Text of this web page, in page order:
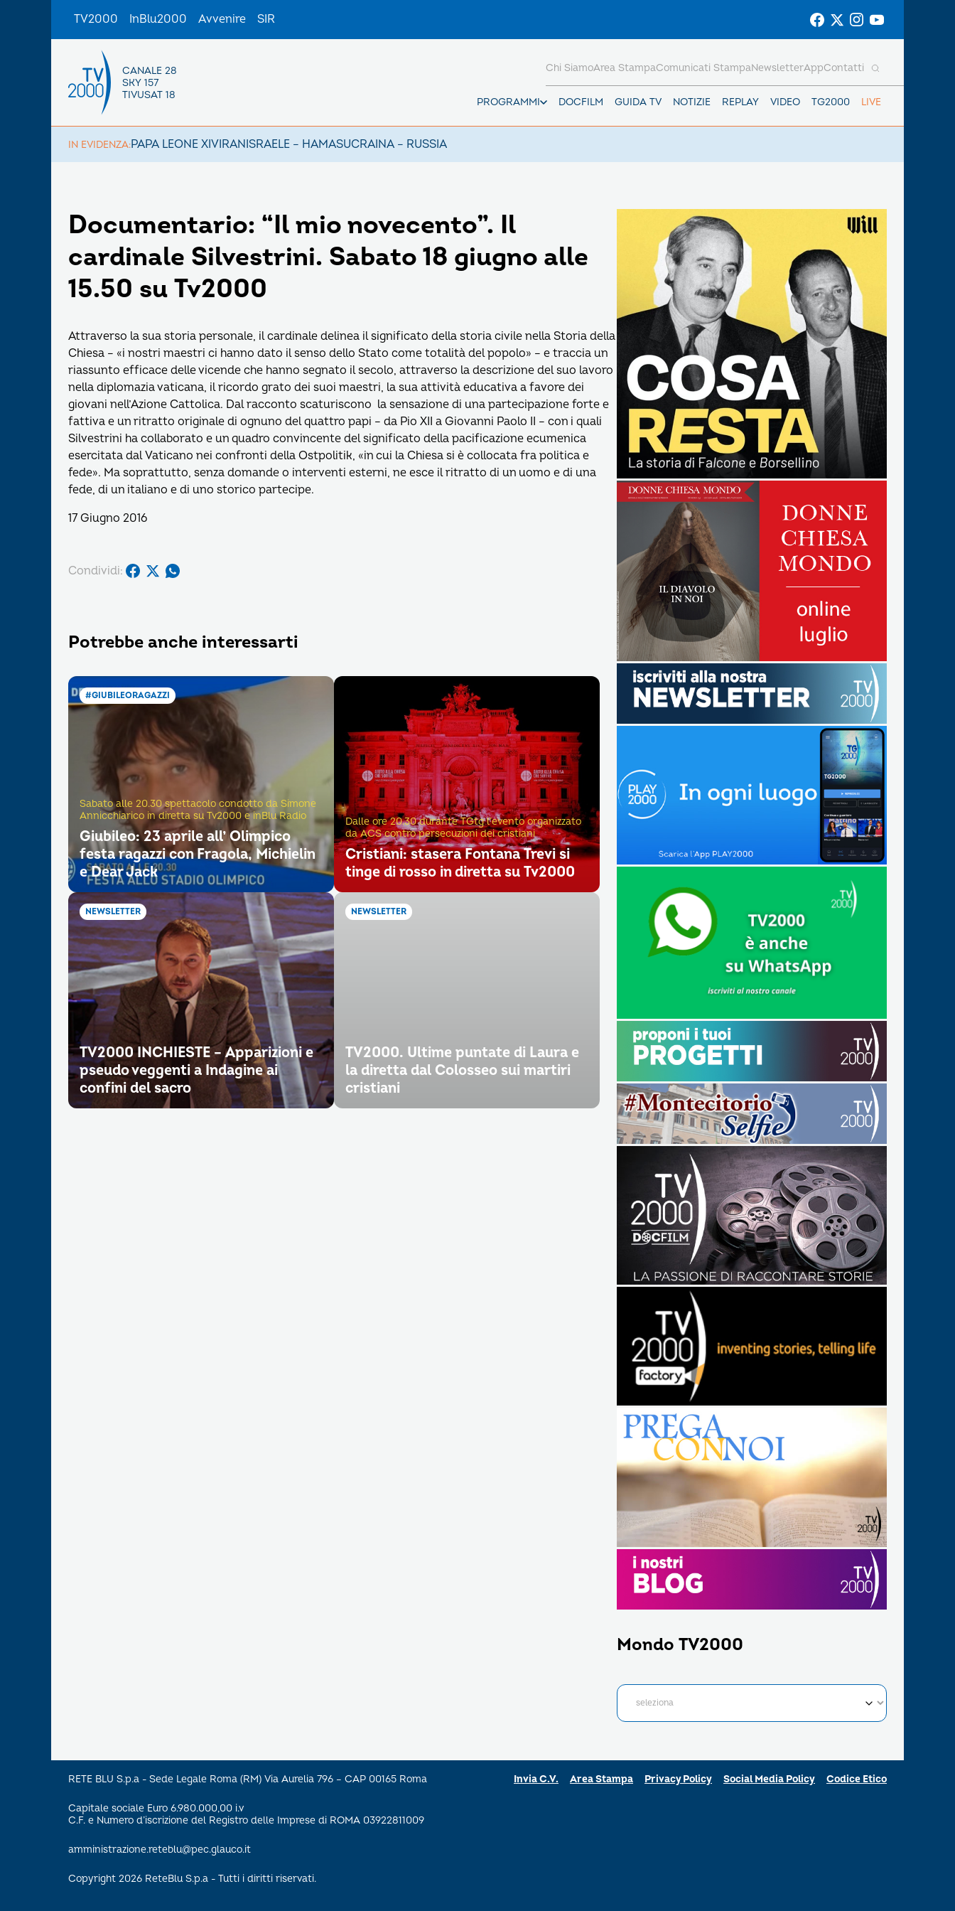
TV2000 InBlu2000 Avvenire SIR
CANALE 28
SKY 157
TIVUSAT 18
PROGRAMMI DOCFILM GUIDA TV NOTIZIE REPLAY VIDEO TG2000 LIVE
Chi SiamoArea StampaComunicati StampaNewsletterAppContatti
IN EVIDENZA:PAPA LEONE XIVIRANISRAELE – HAMASUCRAINA – RUSSIA
Documentario: “Il mio novecento”. Il
cardinale Silvestrini. Sabato 18 giugno alle
15.50 su Tv2000
Attraverso la sua storia personale, il cardinale delinea il significato della storia civile nella Storia della
Chiesa – «i nostri maestri ci hanno dato il senso dello Stato come totalità del popolo» – e traccia un
riassunto efficace delle vicende che hanno segnato il secolo, attraverso la descrizione del suo lavoro
nella diplomazia vaticana, il ricordo grato dei suoi maestri, la sua attività educativa a favore dei
giovani nell’Azione Cattolica. Dal racconto scaturiscono la sensazione di una partecipazione forte e
fattiva e un ritratto originale di ognuno del quattro papi – da Pio XII a Giovanni Paolo II – con i quali
Silvestrini ha collaborato e un quadro convincente del significato della pacificazione ecumenica
esercitata dal Vaticano nei confronti della Ostpolitik, «in cui la Chiesa si è collocata fra politica e
fede». Ma soprattutto, senza domande o interventi esterni, ne esce il ritratto di un uomo e di una
fede, di un italiano e di uno storico partecipe.
17 Giugno 2016
Condividi:
Potrebbe anche interessarti
#GIUBILEORAGAZZI
Sabato alle 20.30 spettacolo condotto da Simone
Annicchiarico in diretta su Tv2000 e inBlu Radio
Giubileo: 23 aprile all’ Olimpico
festa ragazzi con Fragola, Michielin
e Dear Jack
Dalle ore 20.30 durante TGtg l’evento organizzato
da ACS contro persecuzioni dei cristiani
Cristiani: stasera Fontana Trevi si
tinge di rosso in diretta su Tv2000
NEWSLETTER
TV2000 INCHIESTE – Apparizioni e
pseudo veggenti a Indagine ai
confini del sacro
NEWSLETTER
TV2000. Ultime puntate di Laura e
la diretta dal Colosseo sui martiri
cristiani
Mondo TV2000
RETE BLU S.p.a - Sede Legale Roma (RM) Via Aurelia 796 – CAP 00165 Roma
Capitale sociale Euro 6.980.000,00 i.v
C.F. e Numero d’iscrizione del Registro delle Imprese di ROMA 03922811009
amministrazione.reteblu@pec.glauco.it
Copyright 2026 ReteBlu S.p.a - Tutti i diritti riservati.
Invia C.V. Area Stampa Privacy Policy Social Media Policy Codice Etico